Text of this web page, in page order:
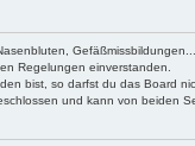
Regelungen einverstanden.
bist, so darfst du das Board
und kann von beiden